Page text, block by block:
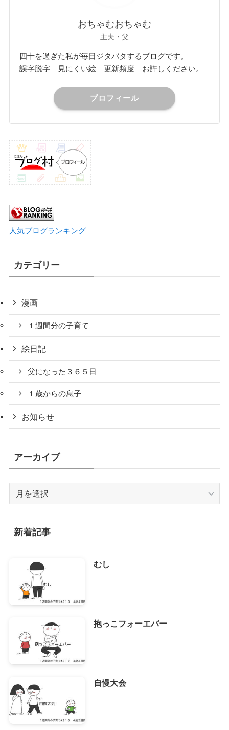
おちゃむおちゃむ
主夫・父
四十を過ぎた私が毎日ジタバタするブログです。
誤字脱字 見にくい絵 更新頻度 お許しください。
プロフィール
人気ブログランキング
カテゴリー
漫画
１週間分の子育て
絵日記
父になった３６５日
１歳からの息子
お知らせ
アーカイブ
イ
ブ
新着記事
むし
抱っこフォーエバー
自慢大会